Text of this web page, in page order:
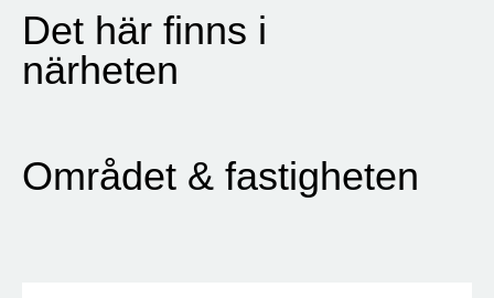
Det här finns i
närheten
Området & fastigheten